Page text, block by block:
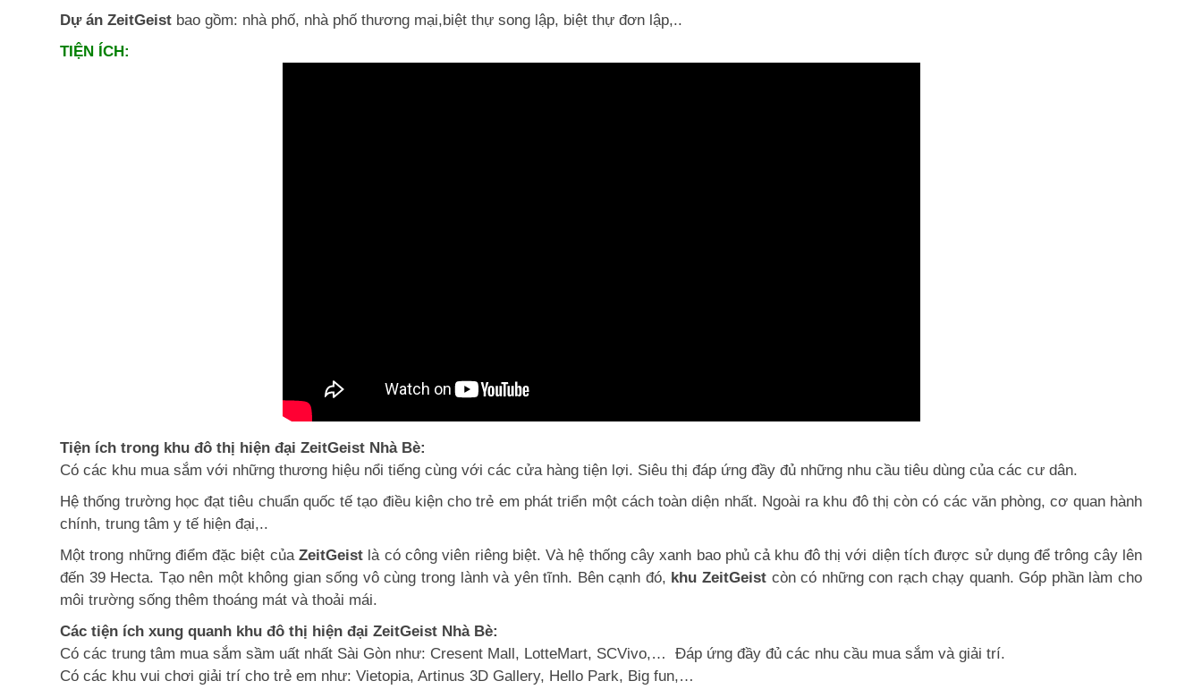
Dự án ZeitGeist bao gồm: nhà phố, nhà phố thương mại,biệt thự song lập, biệt thự đơn lập,..
TIỆN ÍCH:
Tiện ích trong khu đô thị hiện đại ZeitGeist Nhà Bè:
Có các khu mua sắm với những thương hiệu nổi tiếng cùng với các cửa hàng tiện lợi. Siêu thị đáp ứng đầy đủ những nhu cầu tiêu dùng của các cư dân.
Hệ thống trường học đạt tiêu chuẩn quốc tế tạo điều kiện cho trẻ em phát triển một cách toàn diện nhất. Ngoài ra khu đô thị còn có các văn phòng, cơ quan hành
chính, trung tâm y tế hiện đại,..
Một trong những điểm đặc biệt củaZeitGeist là có công viên riêng biệt. Và hệ thống cây xanh bao phủ cả khu đô thị với diện tích được sử dụng để trông cây lên
đến 39 Hecta. Tạo nên một không gian sống vô cùng trong lành và yên tĩnh. Bên cạnh đó, khu ZeitGeistcòn có những con rạch chạy quanh. Góp phần làm cho
môi trường sống thêm thoáng mát và thoải mái.
Các tiện ích xung quanh khu đô thị hiện đại ZeitGeist Nhà Bè:
Có các trung tâm mua sắm sầm uất nhất Sài Gòn như: Cresent Mall, LotteMart, SCVivo,… Đáp ứng đầy đủ các nhu cầu mua sắm và giải trí.
Có các khu vui chơi giải trí cho trẻ em như: Vietopia, Artinus 3D Gallery, Hello Park, Big fun,…